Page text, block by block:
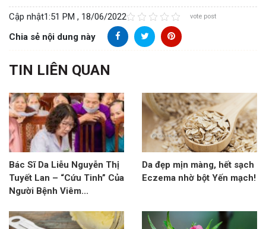
Cập nhật1:51 PM , 18/06/2022 vote post
Chia sẻ nội dung này
TIN LIÊN QUAN
Bác Sĩ Da Liễu Nguyễn Thị
Tuyết Lan – “Cứu Tinh” Của
Người Bệnh Viêm...
Da đẹp mịn màng, hết sạch
Eczema nhờ bột Yến mạch!